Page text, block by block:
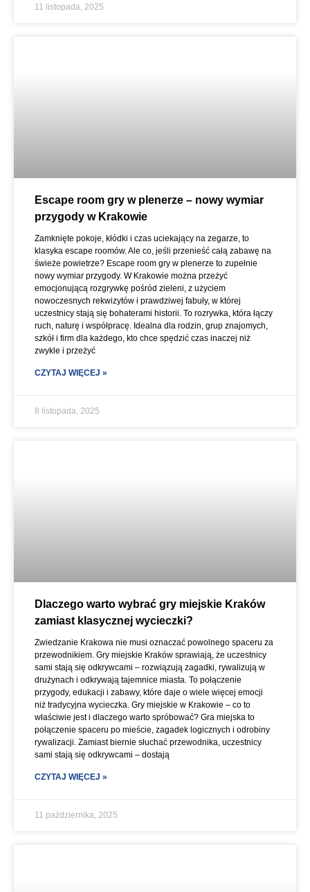
11 listopada, 2025
Escape room gry w plenerze – nowy wymiar
przygody w Krakowie
Zamknięte pokoje, kłódki i czas uciekający na zegarze, to
klasyka escape roomów. Ale co, jeśli przenieść całą zabawę na
świeże powietrze? Escape room gry w plenerze to zupełnie
nowy wymiar przygody. W Krakowie można przeżyć
emocjonującą rozgrywkę pośród zieleni, z użyciem
nowoczesnych rekwizytów i prawdziwej fabuły, w której
uczestnicy stają się bohaterami historii. To rozrywka, która łączy
ruch, naturę i współpracę. Idealna dla rodzin, grup znajomych,
szkół i firm dla każdego, kto chce spędzić czas inaczej niż
zwykle i przeżyć
CZYTAJ WIĘCEJ »
8 listopada, 2025
Dlaczego warto wybrać gry miejskie Kraków
zamiast klasycznej wycieczki?
Zwiedzanie Krakowa nie musi oznaczać powolnego spaceru za
przewodnikiem. Gry miejskie Kraków sprawiają, że uczestnicy
sami stają się odkrywcami – rozwiązują zagadki, rywalizują w
drużynach i odkrywają tajemnice miasta. To połączenie
przygody, edukacji i zabawy, które daje o wiele więcej emocji
niż tradycyjna wycieczka. Gry miejskie w Krakowie – co to
właściwie jest i dlaczego warto spróbować? Gra miejska to
połączenie spaceru po mieście, zagadek logicznych i odrobiny
rywalizacji. Zamiast biernie słuchać przewodnika, uczestnicy
sami stają się odkrywcami – dostają
CZYTAJ WIĘCEJ »
11 października, 2025